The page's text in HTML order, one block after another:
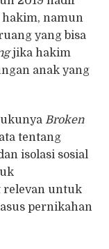
hakim, namun
yang bisa
jika hakim
anak yang
Broken
tentang
isolasi sosial
relevan untuk
pernikahan